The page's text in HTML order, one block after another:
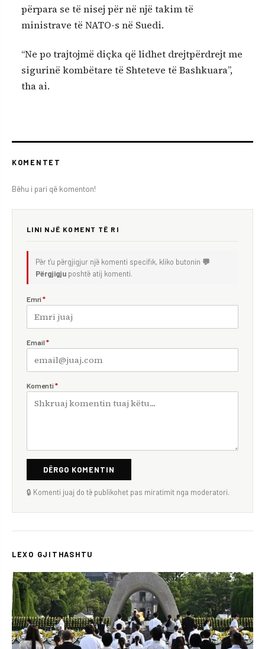
përpara se të nisej për në një takim të
ministrave të NATO-s në Suedi.
“Ne po trajtojmë diçka që lidhet drejtpërdrejt me
sigurinë kombëtare të Shteteve të Bashkuara”,
tha ai.
KOMENTET
Bëhu i pari që komenton!
LINI NJË KOMENT TË RI
Për t'u përgjigjur një komenti specifik, kliko butonin 💬
Përgjigju poshtë atij komenti.
Emri *
Email *
Komenti *
DËRGO KOMENTIN
🔒 Komenti juaj do të publikohet pas miratimit nga moderatori.
LEXO GJITHASHTU